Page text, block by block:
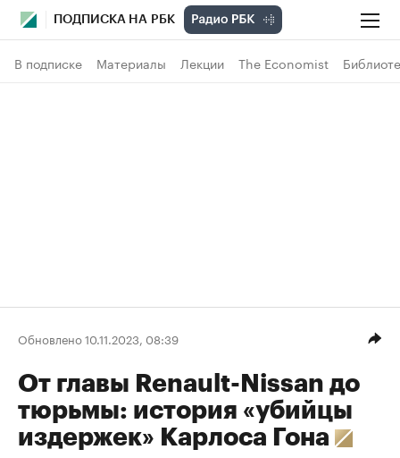
ПОДПИСКА НА РБК
В подписке Материалы Лекции The Economist
Обновлено 10.11.2023, 08:39
От главы Renault-Nissan до
тюрьмы: история «убийцы
издержек» Карлоса Гона